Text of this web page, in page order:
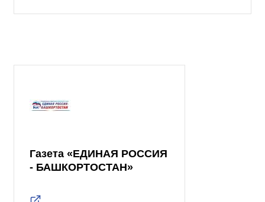
Газета «ЕДИНАЯ РОССИЯ
- БАШКОРТОСТАН»